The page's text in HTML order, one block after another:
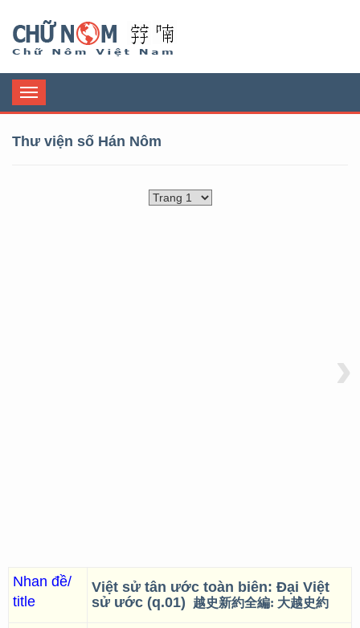
Toggle
navigation
Thư viện số Hán Nôm
›
Nhan đề/
title
Việt sử tân ước toàn biên: Đại Việt
sử ước (q.01)
越史新約全編: 大越史約